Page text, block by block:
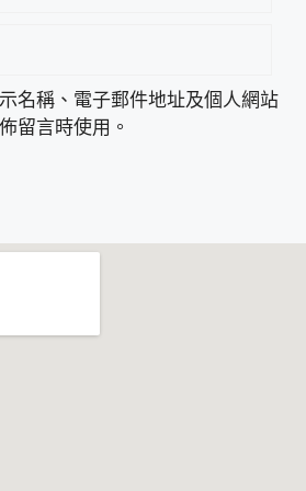
名稱、電子郵件地址及個人網站
留言時使用。